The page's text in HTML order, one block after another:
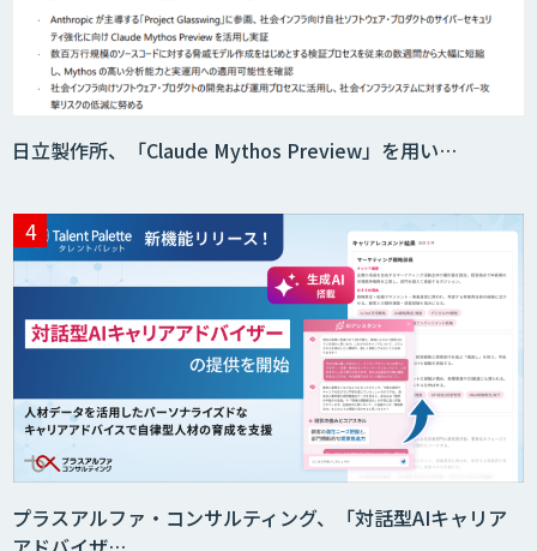
日立製作所、「Claude Mythos Preview」を用い…
プラスアルファ・コンサルティング、「対話型AIキャリア